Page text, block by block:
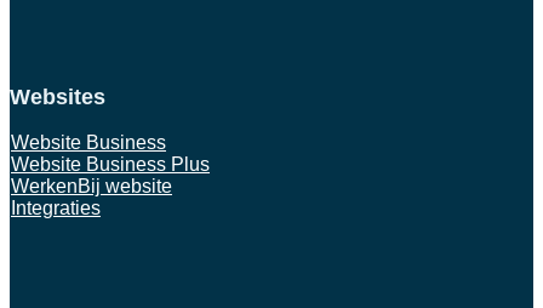
Websites
Website Business
Website Business Plus
WerkenBij website
Integraties